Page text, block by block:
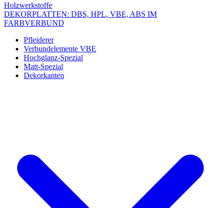
Holzwerkstoffe
DEKORPLATTEN: DBS, HPL, VBE, ABS IM
FARBVERBUND
Pfleiderer
Verbundelemente VBE
Hochglanz-Spezial
Matt-Spezial
Dekorkanten